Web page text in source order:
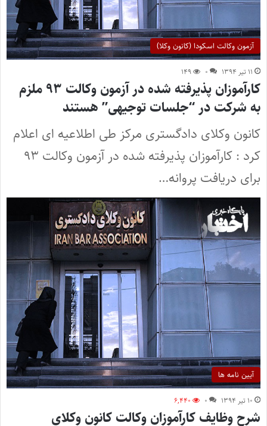
آزمون وکالت اسکودا (کانون وکلا)
۱۱ تیر ۱۳۹۴ ۰ ۱۴۹
کارآموزان پذیرفته شده در آزمون وکالت ۹۳ ملزم
به شرکت در “جلسات توجیهی” هستند
کانون وکلای دادگستری مرکز طی اطلاعیه ای اعلام
کرد : کارآموزان پذیرفته شده در آزمون وکالت ۹۳
برای دریافت پروانه…
آیین نامه ها
۱۰ تیر ۱۳۹۴ ۰ ۶,۴۴۰
شرح وظایف کارآموزان وکالت کانون وکلای